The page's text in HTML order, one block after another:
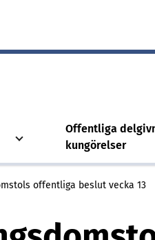
Offentliga
kungörelser
offentliga beslut vecka 13